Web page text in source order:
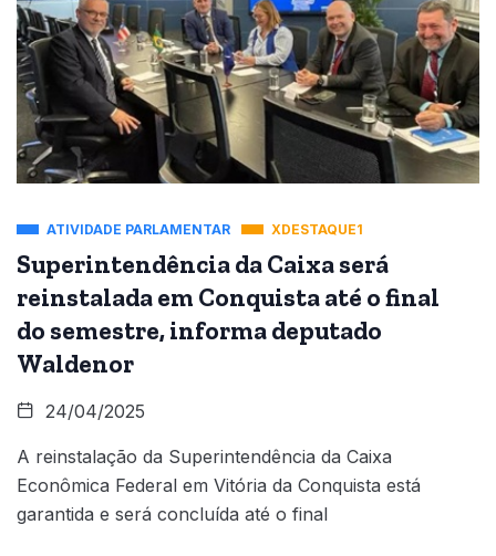
ATIVIDADE PARLAMENTAR XDESTAQUE1
Superintendência da Caixa será
reinstalada em Conquista até o final
do semestre, informa deputado
Waldenor
24/04/2025
A reinstalação da Superintendência da Caixa
Econômica Federal em Vitória da Conquista está
garantida e será concluída até o final